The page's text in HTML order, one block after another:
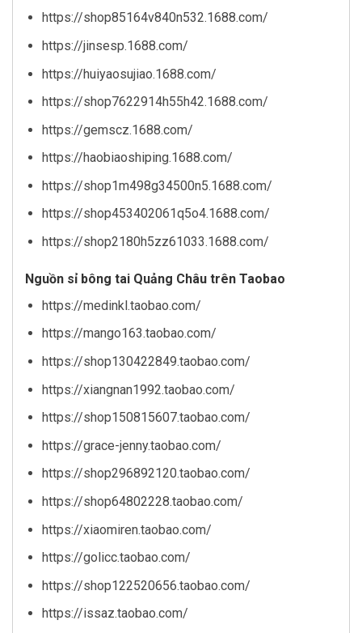
https://shop85164v840n532.1688.com/
https://jinsesp.1688.com/
https://huiyaosujiao.1688.com/
https://shop7622914h55h42.1688.com/
https://gemscz.1688.com/
https://haobiaoshiping.1688.com/
https://shop1m498g34500n5.1688.com/
https://shop453402061q5o4.1688.com/
https://shop2180h5zz61033.1688.com/
Nguồn sỉ bông tai Quảng Châu trên Taobao
https://medinkl.taobao.com/
https://mango163.taobao.com/
https://shop130422849.taobao.com/
https://xiangnan1992.taobao.com/
https://shop150815607.taobao.com/
https://grace-jenny.taobao.com/
https://shop296892120.taobao.com/
https://shop64802228.taobao.com/
https://xiaomiren.taobao.com/
https://golicc.taobao.com/
https://shop122520656.taobao.com/
https://issaz.taobao.com/